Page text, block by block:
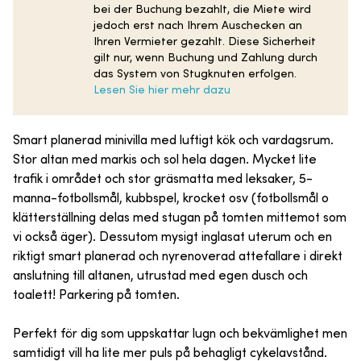
bei der Buchung bezahlt, die Miete wird
jedoch erst nach Ihrem Auschecken an
Ihren Vermieter gezahlt. Diese Sicherheit
gilt nur, wenn Buchung und Zahlung durch
das System von Stugknuten erfolgen.
Lesen Sie hier mehr dazu
Smart planerad minivilla med luftigt kök och vardagsrum.
Stor altan med markis och sol hela dagen. Mycket lite
trafik i området och stor gräsmatta med leksaker, 5-
manna-fotbollsmål, kubbspel, krocket osv (fotbollsmål o
klätterställning delas med stugan på tomten mittemot som
vi också äger). Dessutom mysigt inglasat uterum och en
riktigt smart planerad och nyrenoverad attefallare i direkt
anslutning till altanen, utrustad med egen dusch och
toalett! Parkering på tomten.
Perfekt för dig som uppskattar lugn och bekvämlighet men
samtidigt vill ha lite mer puls på behagligt cykelavstånd.